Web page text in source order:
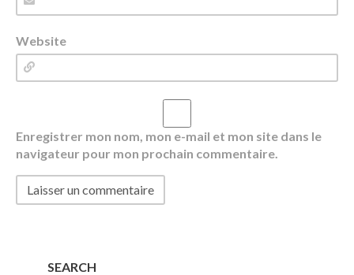
Website
Enregistrer mon nom, mon e-mail et mon site dans le
navigateur pour mon prochain commentaire.
SEARCH